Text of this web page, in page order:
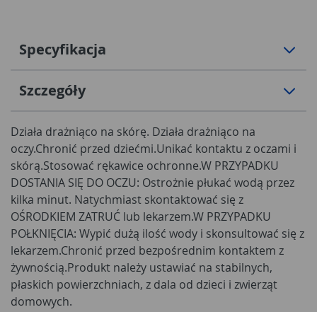
Specyfikacja
Szczegóły
Działa drażniąco na skórę. Działa drażniąco na
oczy.Chronić przed dziećmi.Unikać kontaktu z oczami i
skórą.Stosować rękawice ochronne.W PRZYPADKU
DOSTANIA SIĘ DO OCZU: Ostrożnie płukać wodą przez
kilka minut. Natychmiast skontaktować się z
OŚRODKIEM ZATRUĆ lub lekarzem.W PRZYPADKU
POŁKNIĘCIA: Wypić dużą ilość wody i skonsultować się z
lekarzem.Chronić przed bezpośrednim kontaktem z
żywnością.Produkt należy ustawiać na stabilnych,
płaskich powierzchniach, z dala od dzieci i zwierząt
domowych.